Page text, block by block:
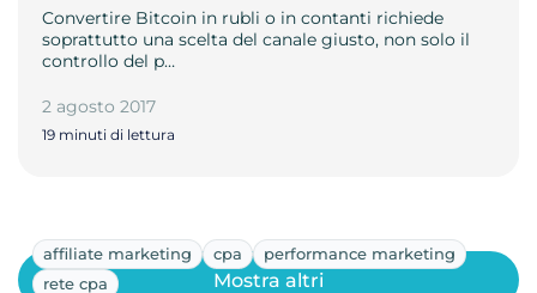
Convertire Bitcoin in rubli o in contanti richiede
soprattutto una scelta del canale giusto, non solo il
controllo del p…
2 agosto 2017
19 minuti di lettura
affiliate marketing cpa
performance marketing
rete cpa
Mostra altri